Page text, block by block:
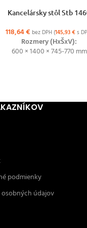
MOŽNOSTÍ
Kancelársky stôl Stb
118,64€ bez DPH (145,93€s
Rozmery (HxŠxV):
600 × 1400 × 745-770 mm
podmienky
údajov